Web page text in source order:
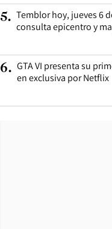
5. Temblor hoy, jueves 6
consulta epicentro y
6. GTA VI presenta su
en exclusiva por Netflix